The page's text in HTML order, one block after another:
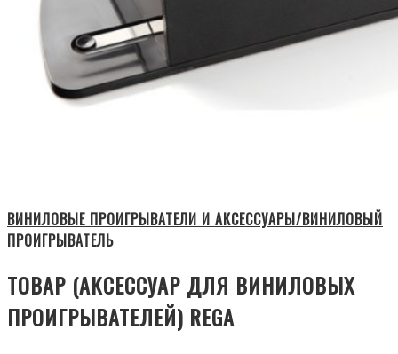
ВИНИЛОВЫЕ ПРОИГРЫВАТЕЛИ И АКСЕССУАРЫ/ВИНИЛОВЫЙ
ПРОИГРЫВАТЕЛЬ
ТОВАР (АКСЕССУАР ДЛЯ ВИНИЛОВЫХ
ПРОИГРЫВАТЕЛЕЙ) REGA